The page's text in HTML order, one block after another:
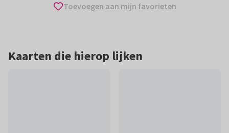
Toevoegen aan mijn favorieten
Kaarten die hierop lijken